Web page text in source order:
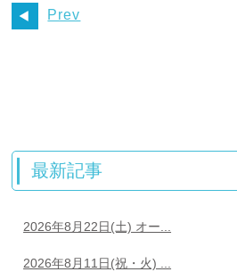
Prev
最新記事
2026年8月22日(土) オー...
2026年8月11日(祝・火) ...